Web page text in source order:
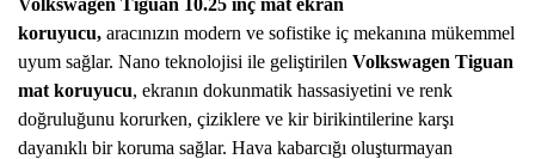
Volkswagen Tiguan 10.25 inç mat ekran
koruyucu, aracınızın modern ve sofistike iç mekanına mükemmel
uyum sağlar. Nano teknolojisi ile geliştirilen Volkswagen Tiguan
mat koruyucu, ekranın dokunmatik hassasiyetini ve renk
doğruluğunu korurken, çiziklere ve kir birikintilerine karşı
dayanıklı bir koruma sağlar. Hava kabarcığı oluşturmayan